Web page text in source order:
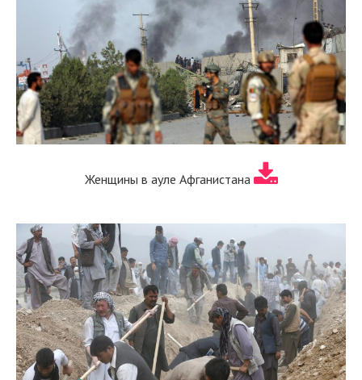
Женщины в ауле Афганистана